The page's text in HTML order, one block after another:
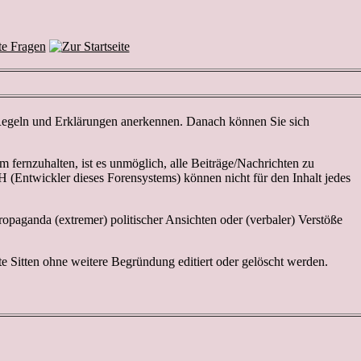
und Erklärungen anerkennen. Danach können Sie sich
ist es unmöglich, alle Beiträge/Nachrichten zu
dieses Forensystems) können nicht für den Inhalt jedes
(extremer) politischer Ansichten oder (verbaler) Verstöße
Sitten ohne weitere Begründung editiert oder gelöscht werden.